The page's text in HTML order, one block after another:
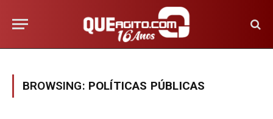
BROWSING: POLÍTICAS PÚBLICAS